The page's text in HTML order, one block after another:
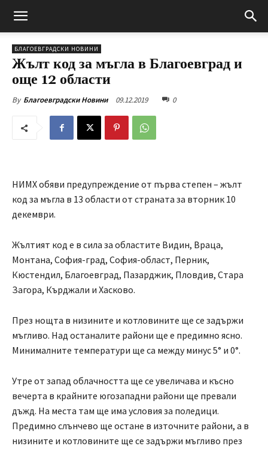
БЛАГОЕВГРАДСКИ НОВИНИ
Жълт код за мъгла в Благоевград и
още 12 области
By Благоевградски Новини 09.12.2019 0
НИМХ обяви предупреждение от първа степен – жълт
код за мъгла в 13 области от страната за вторник 10
декември.
Жълтият код е в сила за областите Видин, Враца,
Монтана, София-град, София-област, Перник,
Кюстендил, Благоевград, Пазарджик, Пловдив, Стара
Загора, Кърджали и Хасково.
През нощта в низините и котловините ще се задържи
мъгливо. Над останалите райони ще е предимно ясно.
Минималните температури ще са между минус 5° и 0°.
Утре от запад облачността ще се увеличава и късно
вечерта в крайните югозападни райони ще превали
дъжд. На места там ще има условия за поледици.
Предимно слънчево ще остане в източните райони, а в
низините и котловините ще се задържи мъгливо през